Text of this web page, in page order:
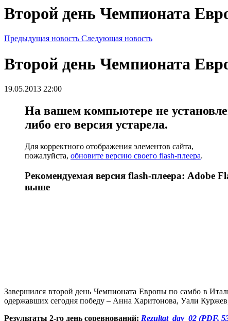
Второй день Чемпионата
Предыдущая новость Следующая новость
Второй день Чемпионата
19.05.2013 22:00
На вашем компьютере не
либо его версия устарела.
Для корректного отображения элементов сайта,
пожалуйста, обновите версию своего flash-плеера.
Рекомендуемая версия flash-плеера: Adobe
выше
Завершился второй день Чемпионата Европы по самбо в
одержавших сегодня победу – Анна Харитонова, Уали
Результаты 2-го день соревнований: Rezultat_day_02 (PDF,